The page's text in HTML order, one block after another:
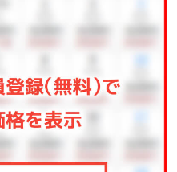
ホテル－ハナサキマルシ
も返金・換金は致しかね